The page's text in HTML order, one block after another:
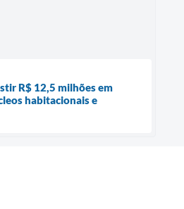
R$ 12,5 milhões em
habitacionais e